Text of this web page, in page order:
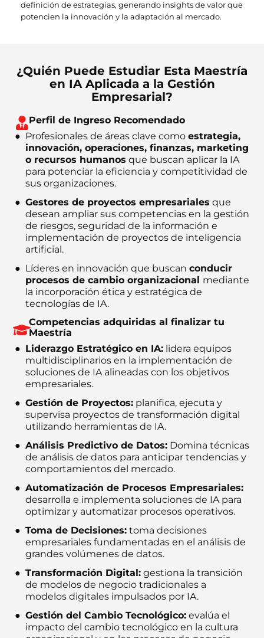
definición de estrategias, generando insights de valor que
potencien la innovación y la adaptación al mercado.
¿Quién Puede Estudiar Esta Maestría
en IA Aplicada a la Gestión
Empresarial?
Perfil de Ingreso Recomendado
Profesionales de áreas clave como estrategia,
innovación, operaciones, finanzas, marketing
o recursos humanos que buscan aplicar la IA
para potenciar la eficiencia y competitividad de
sus organizaciones.
Gestores de proyectos empresariales que
desean ampliar sus competencias en la gestión
de riesgos, seguridad de la información e
implementación de proyectos de inteligencia
artificial.
Líderes en innovación que buscan conducir
procesos de cambio organizacional mediante
la incorporación ética y estratégica de
tecnologías de IA.
Competencias adquiridas al finalizar tu
Maestría
Liderazgo Estratégico en IA: lidera equipos
multidisciplinarios en la implementación de
soluciones de IA alineadas con los objetivos
empresariales.
Gestión de Proyectos: planifica, ejecuta y
supervisa proyectos de transformación digital
utilizando herramientas de IA.
Análisis Predictivo de Datos: Domina técnicas
de análisis de datos para anticipar tendencias y
comportamientos del mercado.
Automatización de Procesos Empresariales:
desarrolla e implementa soluciones de IA para
optimizar y automatizar procesos operativos.
Toma de Decisiones: toma decisiones
empresariales fundamentadas en el análisis de
grandes volúmenes de datos.
Transformación Digital: gestiona la transición
de modelos de negocio tradicionales a
modelos digitales impulsados por IA.
Gestión del Cambio Tecnológico: evalúa el
impacto del cambio tecnológico en la cultura